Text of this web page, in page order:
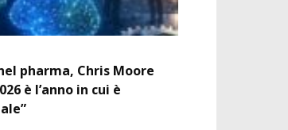
pharma, Chris Moore
è l’anno in cui è